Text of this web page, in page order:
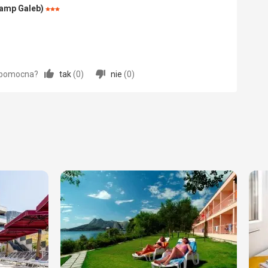
Galeb) Ocena:
5,0 / 5
tak(0) nie (0)